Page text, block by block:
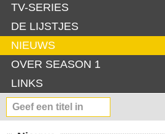
TV-SERIES
DE LIJSTJES
NIEUWS
OVER SEASON 1
LINKS